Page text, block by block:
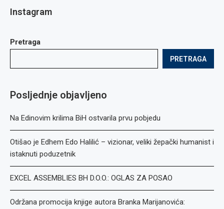
Instagram
Pretraga
PRETRAGA
Posljednje objavljeno
Na Edinovim krilima BiH ostvarila prvu pobjedu
Otišao je Edhem Edo Halilić – vizionar, veliki žepački humanist i
istaknuti poduzetnik
EXCEL ASSEMBLIES BH D.O.O.: OGLAS ZA POSAO
Održana promocija knjige autora Branka Marijanovića: